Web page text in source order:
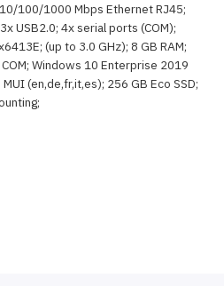
100/1000 Mbps Ethernet RJ45;
USB2.0; 4x serial ports (COM);
(up to 3.0 GHz); 8 GB RAM;
Windows 10 Enterprise 2019
MUI (en,de,fr,it,es); 256 GB Eco SSD;